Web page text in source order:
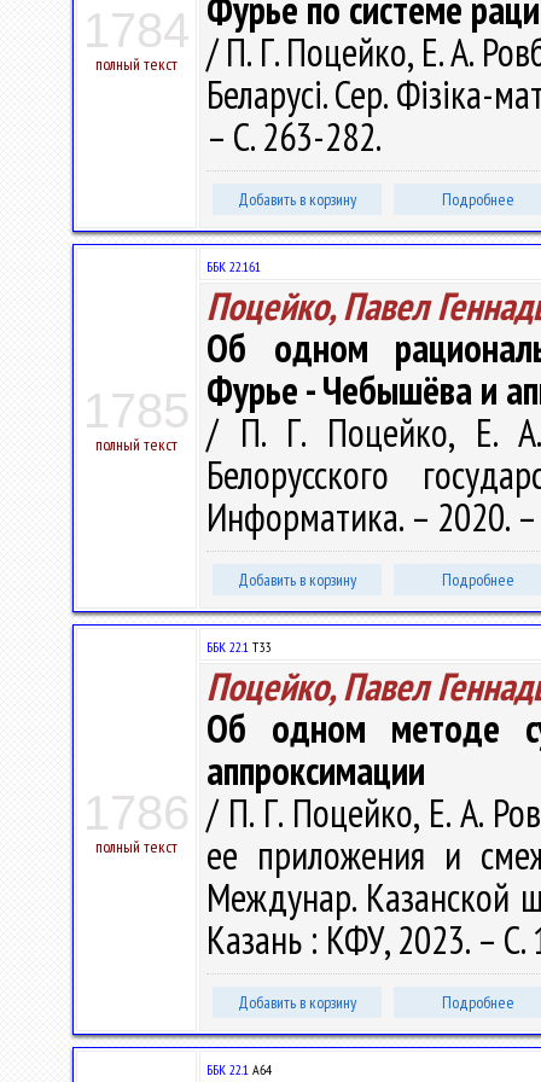
1784
полный текст
/ П. Г. Поцейко, Е. А.
Беларусі. Сер. Фізіка-
– С. 263-282.
Добавить в корзину Подробнее
1785
полный текст
ББК 22.161
Поцейко, Павел
Об одном
Фурье - Чебышёва и
/ П. Г. Поцейко, Е.
Белорусского
Информатика. – 2020.
Добавить в корзину Подробнее
1786
полный текст
ББК 22.1 Т33
Поцейко, Павел
Об одном методе
аппроксимации
/ П. Г. Поцейко, Е. А.
ее приложения и
Междунар. Казанской
Казань : КФУ, 2023. –
Добавить в корзину Подробнее
ББК 22.1 А64